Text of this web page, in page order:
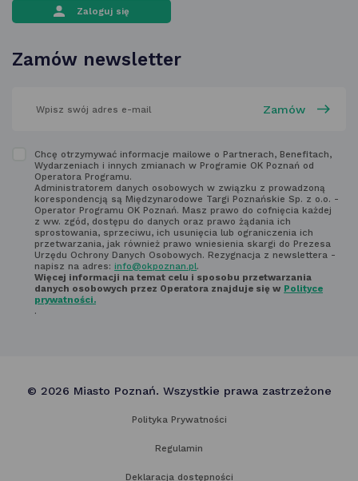
Zaloguj się
Zamów newsletter
poniżej
Zapoznaj
z regulaminem
newsletter'a
Chcę otrzymywać informacje mailowe o Partnerach, Benefitach,
Wydarzeniach i innych zmianach w Programie OK Poznań od
Operatora Programu.
Administratorem danych osobowych w związku z prowadzoną
korespondencją są Międzynarodowe Targi Poznańskie Sp. z o.o. -
Operator Programu OK Poznań. Masz prawo do cofnięcia każdej
z ww. zgód, dostępu do danych oraz prawo żądania ich
sprostowania, sprzeciwu, ich usunięcia lub ograniczenia ich
przetwarzania, jak również prawo wniesienia skargi do Prezesa
Urzędu Ochrony Danych Osobowych. Rezygnacja z newslettera -
napisz na adres: info@okpoznan.pl.
Więcej informacji na temat celu i sposobu przetwarzania
danych osobowych przez Operatora znajduje się w Polityce
prywatności.
.
© 2026 Miasto Poznań. Wszystkie prawa zastrzeżone
Polityka Prywatności
Regulamin
Deklaracja dostępności